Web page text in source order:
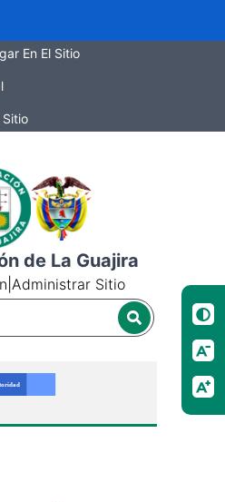
En El Sitio
de La Guajira
Administrar Sitio